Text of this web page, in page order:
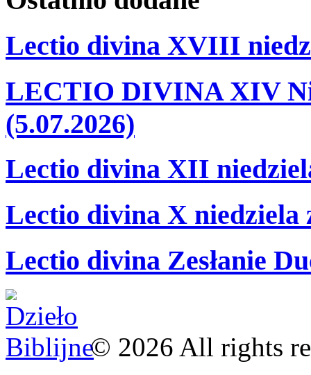
Lectio divina XVIII
LECTIO DIVINA XIV
(5.07.2026)
Lectio divina XII
Lectio divina X niedziela
Lectio divina Zesłanie
© 2026 All rights